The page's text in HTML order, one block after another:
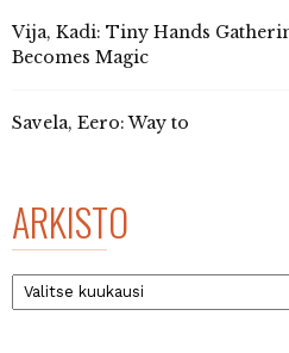
Vija, Kadi: Tiny Hands
Becomes Magic
Savela, Eero: Way to
ARKISTO
Arkisto